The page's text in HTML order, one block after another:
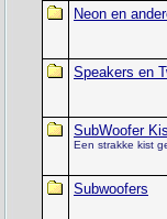
Neon en
Speakers en
SubWoofer
Een strakke kist
Subwoofers